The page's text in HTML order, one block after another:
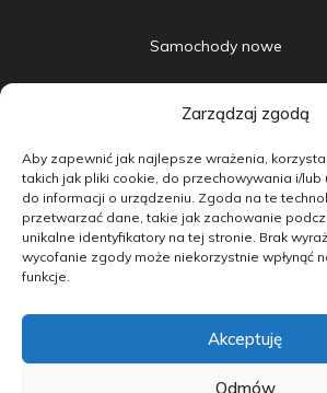
Zarządzaj zgodą
Aby zapewnić jak najlepsze wrażenia,
takich jak pliki cookie, do przechowywania i/
do informacji o urządzeniu. Zgoda na te
przetwarzać dane, takie jak zachowanie
unikalne identyfikatory na tej stronie. Brak
wycofanie zgody może niekorzystnie wpłynąć
funkcje.
Akceptuję
Odmów
Samochody nowe
Samochody używane
Doradztwo
Finansowanie
Kontakt
copyright by carmotive.pl